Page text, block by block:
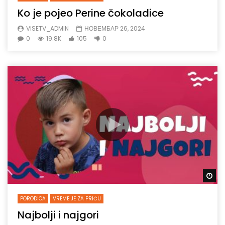
Ko je pojeo Perine čokoladice
VISETV_ADMIN
НОВЕМБАР 26, 2024
0
19.8K 105 0
PORODICA VREME JE ZA PRIČU
Najbolji i najgori